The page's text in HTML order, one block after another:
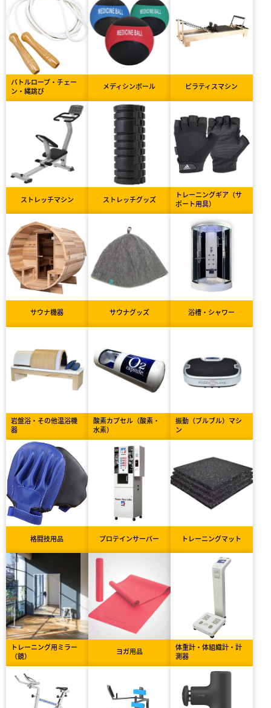
バトルロープ・チェー
ン・縄跳び
メディシンボール ピラティスマシン
ストレッチマシン ストレッチグッズ
トレーニングギア（サ
ポート用具）
サウナ機器 サウナグッズ 浴槽・シャワー
岩盤浴・その他温浴機
器
酸素カプセル（酸素・
水素）
振動（ブルブル）マシ
ン
格闘技用品 プロテインサーバー トレーニングマット
トレーニング用ミラー
（鏡）
ヨガ用品
体重計・体組織計・計
測器